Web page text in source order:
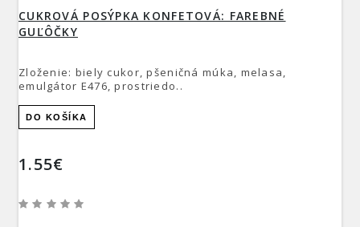
CUKROVÁ POSÝPKA KONFETOVÁ: FAREBNÉ
GUĽÔČKY
Zloženie: biely cukor, pšeničná múka, melasa,
emulgátor E476, prostriedo..
DO KOŠÍKA
1.55€